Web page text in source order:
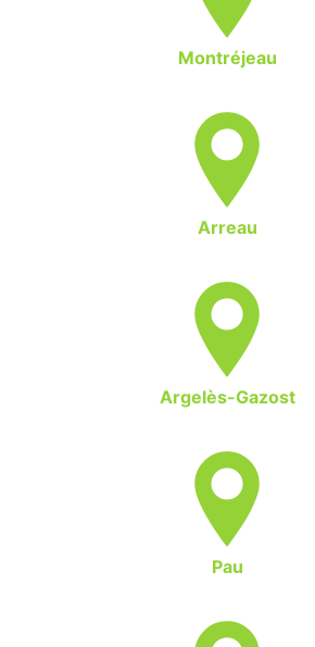
Montréjeau
Arreau
Argelès-Gazost
Pau